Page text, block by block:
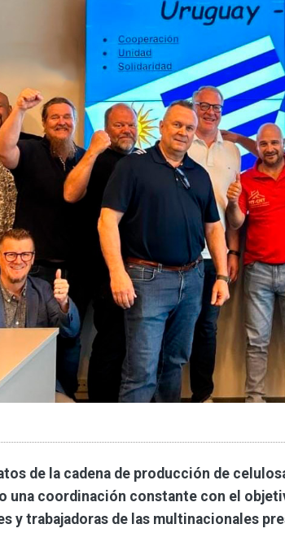
de la cadena de producción de
una coordinación constante con el
y trabajadoras de las multinacionales